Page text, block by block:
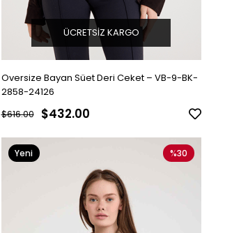
Oversize Bayan Süet Deri Ceket – VB-9-BK-
2858-24126
$432.00
$616.00
ÜCRETSIZ KARGO
%30
Yeni